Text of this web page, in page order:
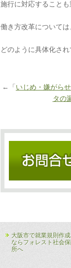
施行に対応することも
働き方改革について
どのように具体化さ
←「 いじめ・嫌がら
タの
大阪市で就業規則作
ならフォレスト社会
所へ